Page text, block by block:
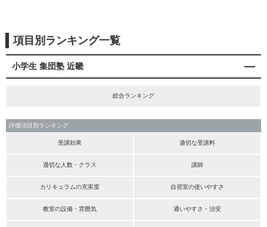
項目別ランキング一覧
小学生 集団塾 近畿
総合ランキング
評価項目別ランキング
受講効果 適切な受講料
適切な人数・クラス 講師
カリキュラムの充実度 自習室の使いやすさ
教室の設備・雰囲気 通いやすさ・治安